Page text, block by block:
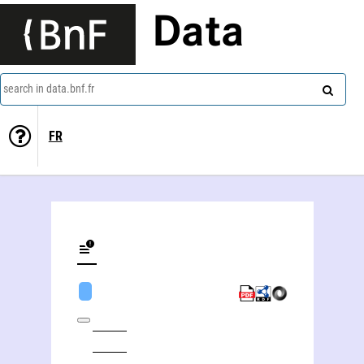
Data
search in data.bnf.fr
FR